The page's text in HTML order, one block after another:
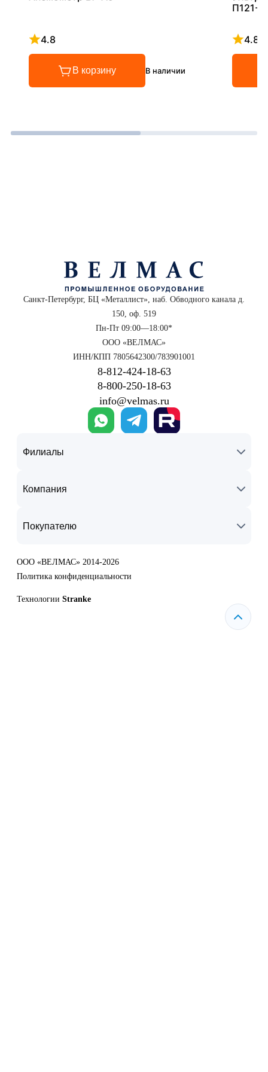
4.8
Рейтинг 4.8 из 5
В корзину В наличии
П121-
4.8
Санкт-Петербург, БЦ «Металлист», наб. Обводного канала д.
150, оф. 519
Пн-Пт 09:00—18:00*
ООО «ВЕЛМАС»
ИНН/КПП 7805642300/783901001
8‑812‑424‑18‑63
8‑800‑250‑18‑63
info@velmas.ru
Филиалы
Компания
Покупателю
ООО «ВЕЛМАС» 2014-2026
Политика конфиденциальности
Технологии Stranke